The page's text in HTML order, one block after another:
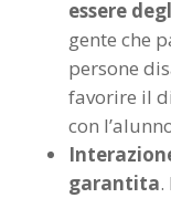
essere
gente che
persone
favorire il
con
garantita.